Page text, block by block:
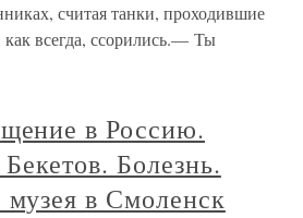
считая танки, проходившие
как всегда, ссорились.— Ты
в Россию.
Болезнь.
в Смоленск